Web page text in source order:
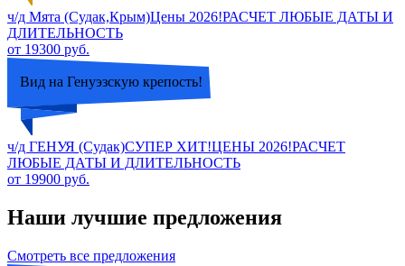
ч/д Мята (Судак,Крым)Цены 2026!РАСЧЕТ ЛЮБЫЕ ДАТЫ И
ДЛИТЕЛЬНОСТЬ
от 19300 руб.
Вид на Генуэзскую крепость!
ч/д ГЕНУЯ (Судак)СУПЕР ХИТ!ЦЕНЫ 2026!РАСЧЕТ
ЛЮБЫЕ ДАТЫ И ДЛИТЕЛЬНОСТЬ
от 19900 руб.
Наши лучшие предложения
Смотреть все предложения